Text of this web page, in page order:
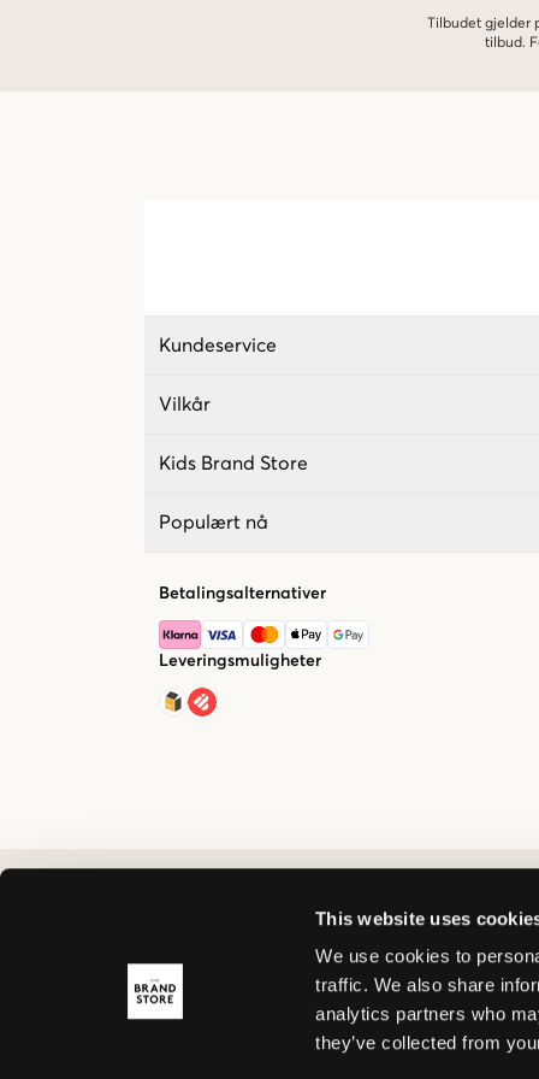
This website uses
We use cookies to
traffic. We also share
analytics partners who
they’ve collected from
Tilbudet gjelder
tilbud.
Kundeservice
Vilkår
Kids Brand Store
Populært nå
Betalingsalternativer
Leveringsmuligheter